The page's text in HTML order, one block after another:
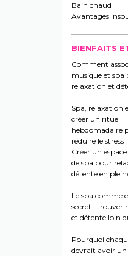
Bain chaud
Avantages
BIENFAITS
Comment
musique et spa
relaxation et
Spa, relaxation
créer un rituel
hebdomadaire
réduire le stress
Créer un
de spa pour
détente en
Le spa comme
secret : trouver
et détente loin
Pourquoi
devrait avoir